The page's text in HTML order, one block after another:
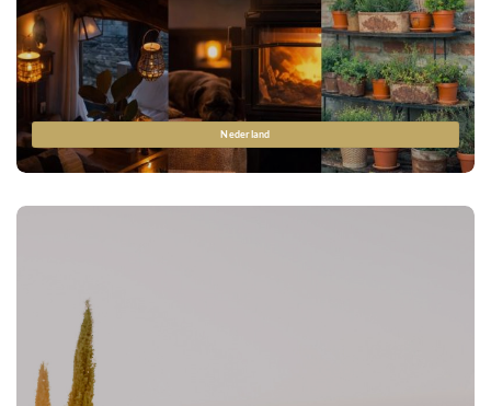
Nederland